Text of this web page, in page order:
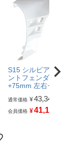
S15 シルビア | フロ
ントフェンダー
+75mm 左右セット
通常価格 ¥43,340
会員価格 ¥41,173